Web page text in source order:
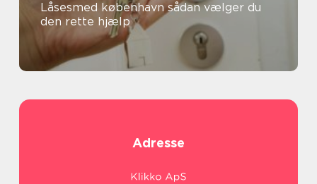
Låsesmed københavn sådan vælger du
den rette hjælp
Adresse